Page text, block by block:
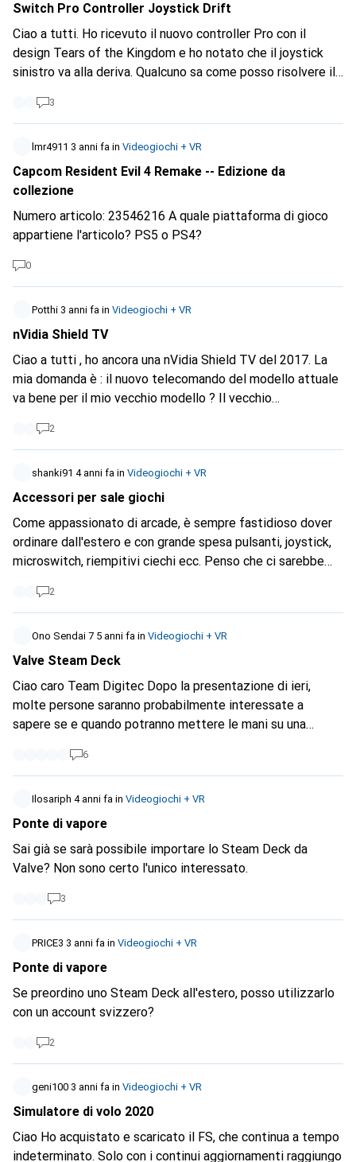
Switch Pro Controller Joystick Drift
Ciao a tutti. Ho ricevuto il nuovo controller Pro con il
design Tears of the Kingdom e ho notato che il joystick
sinistro va alla deriva. Qualcuno sa come posso risolvere il
3
lmr4911 3 anni fa in Videogiochi + VR
Capcom Resident Evil 4 Remake -- Edizione da
collezione
Numero articolo: 23546216 A quale piattaforma di gioco
appartiene l'articolo? PS5 o PS4?
0
Potthi 3 anni fa in Videogiochi + VR
nVidia Shield TV
Ciao a tutti , ho ancora una nVidia Shield TV del 2017. La
mia domanda è : il nuovo telecomando del modello attuale
va bene per il mio vecchio modello ? Il vecchio
anche meglio. O devo comprare subito tutto nuovo? Grazie
per la tua risposta
2
shanki91 4 anni fa in Videogiochi + VR
Accessori per sale giochi
Come appassionato di arcade, è sempre fastidioso dover
ordinare dall'estero e con grande spesa pulsanti, joystick,
microswitch, riempitivi ciechi ecc. Penso che ci sarebbe
l'etichetta "arcade stick fai da te" e offrire anche alcuni
gusci prefabbricati. Penso che varrebbe la pena di
prendere in considerazione l'aggiunta di questo prodotto
alla gamma.
2
Ono Sendai 7 5 anni fa in Videogiochi + VR
Valve Steam Deck
Ciao caro Team Digitec Dopo la presentazione di ieri,
molte persone saranno probabilmente interessate a
sapere se e quando potranno mettere le mani su una
tutti che non puoi ancora fornire informazioni in merito, ma
potresti pubblicare qui informazioni sulla possibile
disponibilità? Sarebbe davvero interessante saperlo e
credo che 2-3 acquirenti dovrebbero essere trovati anche
6
Ilosariph 4 anni fa in Videogiochi + VR
Ponte di vapore
Sai già se sarà possibile importare lo Steam Deck da
Valve? Non sono certo l'unico interessato.
3
PRICE3 3 anni fa in Videogiochi + VR
Ponte di vapore
Se preordino uno Steam Deck all'estero, posso utilizzarlo
con un account svizzero?
2
geni100 3 anni fa in Videogiochi + VR
Simulatore di volo 2020
Ciao Ho acquistato e scaricato il FS, che continua a tempo
indeterminato. Solo con i continui aggiornamenti raggiungo